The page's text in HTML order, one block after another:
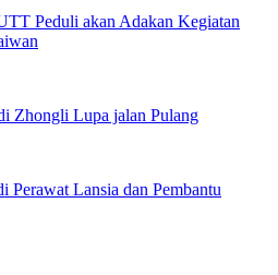
Peduli akan Adakan Kegiatan
Zhongli Lupa jalan Pulang
Perawat Lansia dan Pembantu